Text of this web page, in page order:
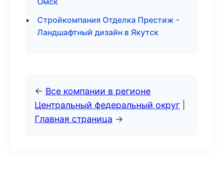
Стройкомпания Отделка Престиж -
Ландшафтный дизайн в Якутск
← Все компании в регионе
Центральный федеральный округ
Главная страница →